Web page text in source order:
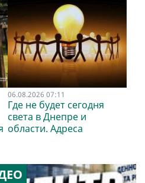
06.08.2026 07:11
Где не будет сегодня
света в Днепре и
области. Адреса